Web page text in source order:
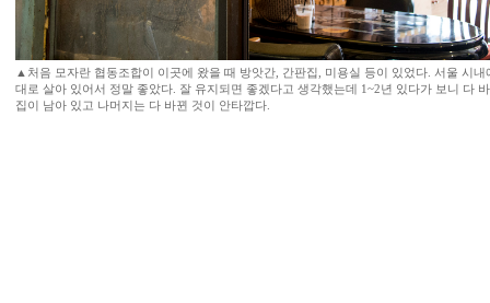
▲처음 모자란 협동조합이 이곳에 왔을 때 방앗간, 간판집, 미용실 등이 있었다. 서울 시내
대로 살아 있어서 정말 좋았다. 잘 유지되면 좋겠다고 생각했는데 1~2년 있다가 보니 다
집이 남아 있고 나머지는 다 바뀐 것이 안타깝다.